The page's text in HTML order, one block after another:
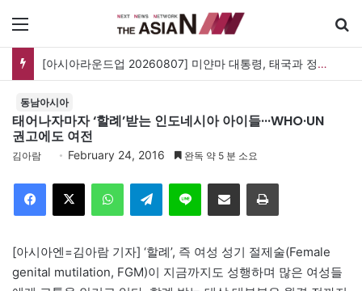
[아시아라운드업 20260807] 미얀마 대통령, 태국과 정상회담…아세안 관계개선 모색
동남아시아
태어나자마자 ‘할례’받는 인도네시아 아이들···WHO·UN
권고에도 여전
김아람 February 24, 2016 완독 약 5 분 소요
Telegram 이메일
[아시아엔=김아람 기자] ‘할례’, 즉 여성 성기 절제술(Female
genital mutilation, FGM)이 지금까지도 성행하며 많은 여성들